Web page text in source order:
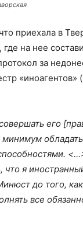
что приехала в
на нее
за
«иноагентов»
его
обладать
я
до того,
все